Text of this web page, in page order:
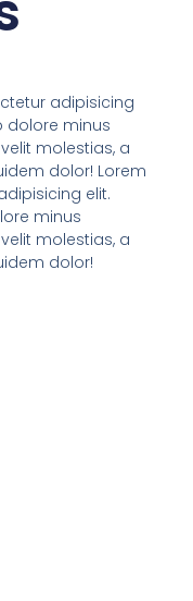
adipisicing
dolore minus
molestias, a
dolor! Lorem
elit.
minus
molestias, a
dolor!